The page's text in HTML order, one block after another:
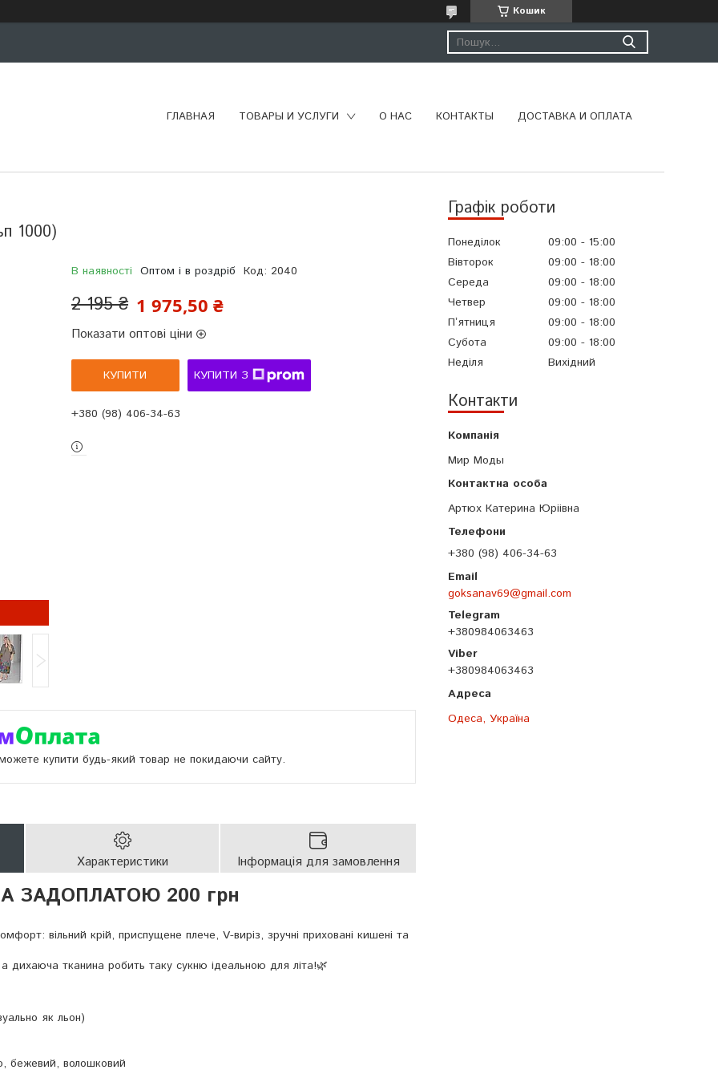
Кошик
ГЛАВНАЯ ТОВАРЫ И УСЛУГИ О НАС КОНТАКТЫ ДОСТАВКА И ОПЛАТА
Графік роботи
Понеділок 09:00
15:00
Вівторок
09:00
18:00
Середа
09:00
18:00
Четвер
09:00
18:00
Пʼятниця
09:00
18:00
Субота
09:00
18:00
Неділя
Вихідний
Контакти
Мир Моды
Артюх Катерина Юріівна
+380 (98) 406-34-63
goksanav69@gmail.com
+380984063463
+380984063463
Одеса, Україна
1000)
В наявності Оптом і в роздріб Код: 2040
2 195 ₴ 1 975,50 ₴
Показати оптові ціни
КУПИТИ КУПИТИ З
+380 (98) 406-34-63
можете купити будь-який товар не покидаючи сайту.
Характеристики Інформація для замовлення
ЗАДОПЛАТОЮ 200 грн
вільний крій, приспущене плече, V-виріз, зручні приховані кишені та
дихаюча тканина робить таку сукню ідеальною для літа!🌿
як льон)
бежевий, волошковий